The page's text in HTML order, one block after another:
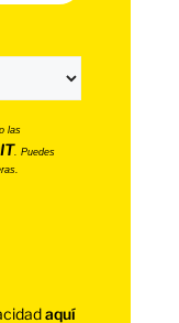
las
. Puedes
aquí